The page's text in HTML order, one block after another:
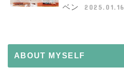
ベン
2025.01.16
ABOUT MYSELF